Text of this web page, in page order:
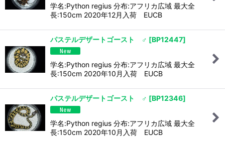
学名:Python regius 分布:アフリカ広域 最大全
長:150cm 2020年12月入荷 EUCB
パステルデザートゴースト ♂ [BP12447]
学名:Python regius 分布:アフリカ広域 最大全
長:150cm 2020年10月入荷 EUCB
パステルデザートゴースト ♂ [BP12346]
学名:Python regius 分布:アフリカ広域 最大全
長:150cm 2020年10月入荷 EUCB